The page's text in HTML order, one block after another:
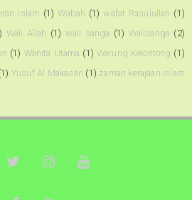
islam (1) Wabah (1) wafat Rasulullah (1)
Wali Allah (1) wali sanga (1) Walisanga (2)
(1) Wanita Utama (1) Warung Kelontong (1)
Yusuf Al Makasari (1) zaman kerajaan islam